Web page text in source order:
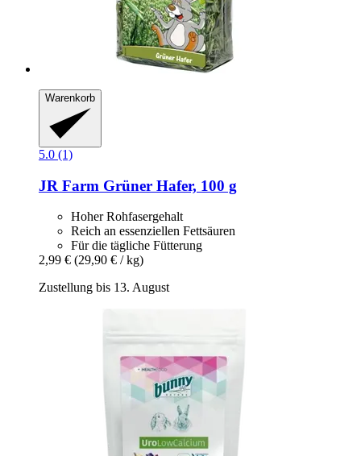
Warenkorb
5.0 (1)
JR Farm Grüner Hafer, 100 g
Hoher Rohfasergehalt
Reich an essenziellen Fettsäuren
Für die tägliche Fütterung
2,99 € (29,90 € / kg)
Zustellung bis 13. August